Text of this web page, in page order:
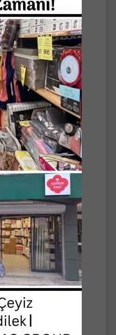
kimyasallar
ayrı tutunuz.